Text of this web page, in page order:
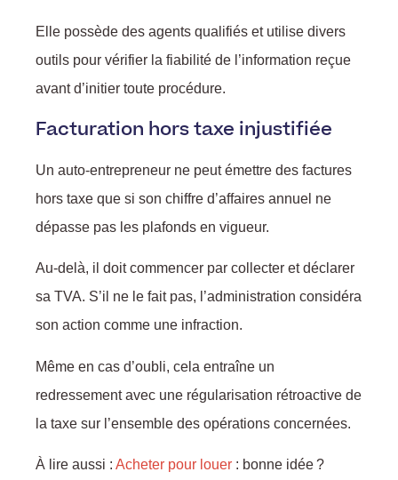
Elle possède des agents qualifiés et utilise divers
outils pour vérifier la fiabilité de l’information reçue
avant d’initier toute procédure.
Facturation hors taxe injustifiée
Un auto-entrepreneur ne peut émettre des factures
hors taxe que si son chiffre d’affaires annuel ne
dépasse pas les plafonds en vigueur.
Au-delà, il doit commencer par collecter et déclarer
sa TVA. S’il ne le fait pas, l’administration considéra
son action comme une infraction.
Même en cas d’oubli, cela entraîne un
redressement avec une régularisation rétroactive de
la taxe sur l’ensemble des opérations concernées.
À lire aussi : Acheter pour louer : bonne idée ?